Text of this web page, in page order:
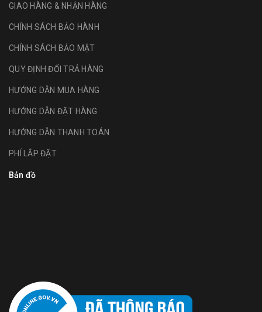
GIAO HÀNG & NHẬN HÀNG
CHÍNH SÁCH BẢO HÀNH
CHÍNH SÁCH BẢO MẬT
QUY ĐỊNH ĐỔI TRẢ HÀNG
HƯỚNG DẪN MUA HÀNG
HƯỚNG DẪN ĐẶT HÀNG
HƯỚNG DẪN THANH TOÁN
PHÍ LẮP ĐẶT
Bản đồ